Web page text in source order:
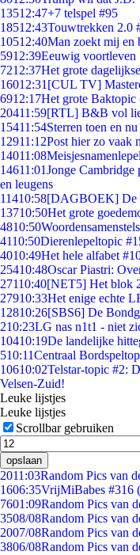
13512:47+7 telspel #95
18512:43Touwtrekken 2.0
10512:40Man zoekt mij en
5912:39Eeuwig voortleven
7212:37Het grote
16012:31 [CUL TV]
6912:17Het grote Baktopic
20411:59[RTL] B&B vol
15411:54Sterren toen en nu
12911:12Post hier zo vaak
14011:08
14611:01Jonge Cambridge
en leugens
11410:58[DAGBOEK] De
13710:50Het grote
4810:50
4110:50Dierenlepeltopic
4010:49Het hele alfabet
25410:48Oscar Piastri:
27110:40[NET5] Het blok
27910:33Het enige echte
12810:26[SBS6] De
210:23LG nas n1t1 - niet
10410:19De landelijke
510:11Centraal
10610:02Telstar-topic #2:
Velsen-Zuid!
Leuke lijstjes
Leuke lijstjes
Scrollbar gebruiken
opslaan
2011:03Random Pics van
1606:35VrijMiBabes #316
7601:09Random Pics van
3508/08Random Pics van
2007/08Random Pics van
3806/08Random Pics van